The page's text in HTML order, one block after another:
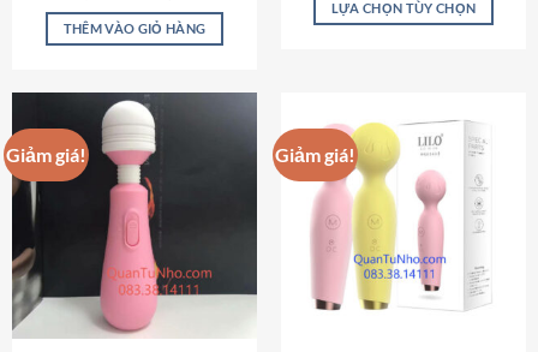
hạng4.72
5 sao là:
650,000 ₫.
tại
495,000 ₫.
THÊM VÀO GIỎ HÀNG
5 sao
LỰA CHỌN TÙY CHỌN
nhiều
biến
thể.
Các
chọn
thể
Giảm giá! Giảm giá!